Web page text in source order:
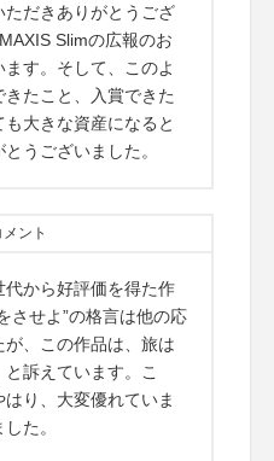
だきありがとうござ
Slimの広報のお
す。そして、このよ
たこと、入賞できた
大きな資産になると
うございました。
ント
から好評価を得た作
させよ”の格言は他の応
、この作品は、旅は
訴えています。こ
り、大変優れていま
た。